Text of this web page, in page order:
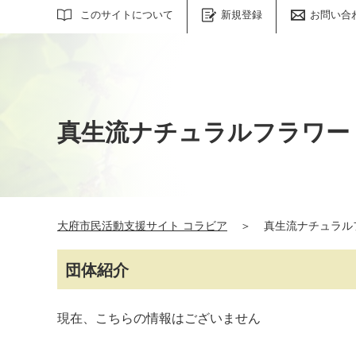
このサイトについて 新規登録 お問い合
サイト内検索
真生流ナチュラルフラワー
大府市民活動支援サイト コラビア ＞ 真生流ナチュラル
団体紹介
現在、こちらの情報はございません